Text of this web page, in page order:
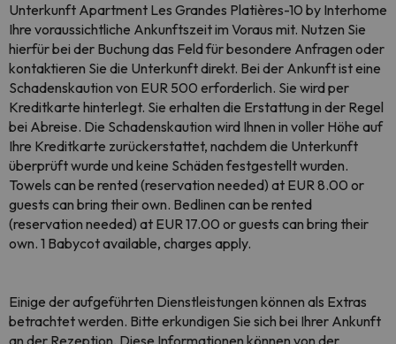
Unterkunft Apartment Les Grandes Platières-10 by Interhome
Ihre voraussichtliche Ankunftszeit im Voraus mit. Nutzen Sie
hierfür bei der Buchung das Feld für besondere Anfragen oder
kontaktieren Sie die Unterkunft direkt. Bei der Ankunft ist eine
Schadenskaution von EUR 500 erforderlich. Sie wird per
Kreditkarte hinterlegt. Sie erhalten die Erstattung in der Regel
bei Abreise. Die Schadenskaution wird Ihnen in voller Höhe auf
Ihre Kreditkarte zurückerstattet, nachdem die Unterkunft
überprüft wurde und keine Schäden festgestellt wurden.
Towels can be rented (reservation needed) at EUR 8.00 or
guests can bring their own. Bedlinen can be rented
(reservation needed) at EUR 17.00 or guests can bring their
own. 1 Babycot available, charges apply.
Einige der aufgeführten Dienstleistungen können als Extras
betrachtet werden. Bitte erkundigen Sie sich bei Ihrer Ankunft
an der Rezeption. Diese Informationen können von der